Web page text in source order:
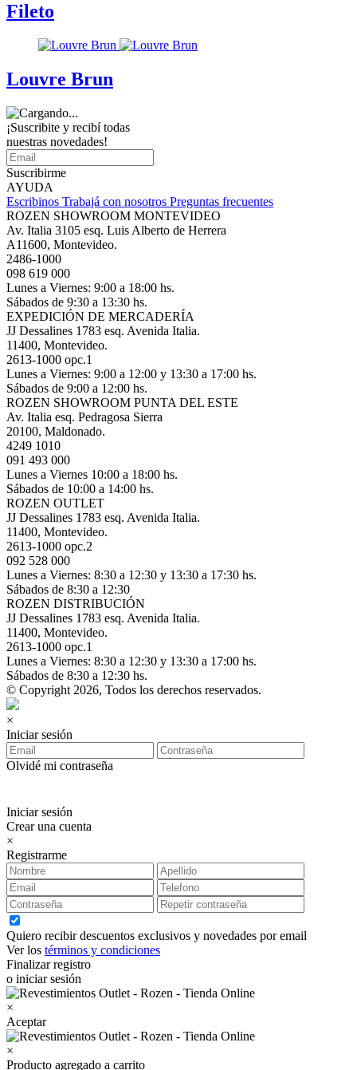
Fileto
Louvre Brun
¡Suscribite y recibí todas
nuestras novedades!
Suscribirme
AYUDA
Escribinos Trabajá con nosotros Preguntas frecuentes
ROZEN SHOWROOM MONTEVIDEO
Av. Italia 3105 esq. Luis Alberto de Herrera
A11600, Montevideo.
2486-1000
098 619 000
Lunes a Viernes: 9:00 a 18:00 hs.
Sábados de 9:30 a 13:30 hs.
EXPEDICIÓN DE MERCADERÍA
JJ Dessalines 1783 esq. Avenida Italia.
11400, Montevideo.
2613-1000 opc.1
Lunes a Viernes: 9:00 a 12:00 y 13:30 a 17:00 hs.
Sábados de 9:00 a 12:00 hs.
ROZEN SHOWROOM PUNTA DEL ESTE
Av. Italia esq. Pedragosa Sierra
20100, Maldonado.
4249 1010
091 493 000
Lunes a Viernes 10:00 a 18:00 hs.
Sábados de 10:00 a 14:00 hs.
ROZEN OUTLET
JJ Dessalines 1783 esq. Avenida Italia.
11400, Montevideo.
2613-1000 opc.2
092 528 000
Lunes a Viernes: 8:30 a 12:30 y 13:30 a 17:30 hs.
Sábados de 8:30 a 12:30
ROZEN DISTRIBUCIÓN
JJ Dessalines 1783 esq. Avenida Italia.
11400, Montevideo.
2613-1000 opc.1
Lunes a Viernes: 8:30 a 12:30 y 13:30 a 17:00 hs.
Sábados de 8:30 a 12:30 hs.
© Copyright 2026, Todos los derechos reservados.
×
Iniciar sesión
Olvidé mi contraseña
Iniciar sesión
Crear una cuenta
×
Registrarme
Quiero recibir descuentos exclusivos y novedades por email
Ver los términos y condiciones
Finalizar registro
o iniciar sesión
×
Aceptar
×
Producto agregado a carrito